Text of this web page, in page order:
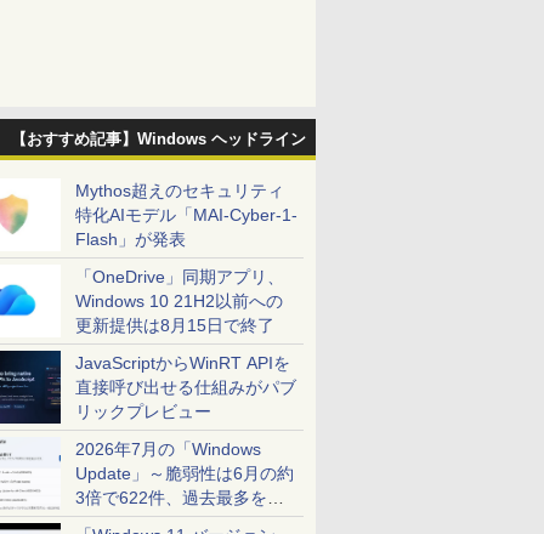
【おすすめ記事】Windows ヘッドライン
Mythos超えのセキュリティ
特化AIモデル「MAI-Cyber-1-
Flash」が発表
「OneDrive」同期アプリ、
Windows 10 21H2以前への
更新提供は8月15日で終了
JavaScriptからWinRT APIを
直接呼び出せる仕組みがパブ
リックプレビュー
2026年7月の「Windows
Update」～脆弱性は6月の約
3倍で622件、過去最多を大
幅に更新